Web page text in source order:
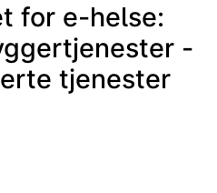
for e-helse:
-
tjenester